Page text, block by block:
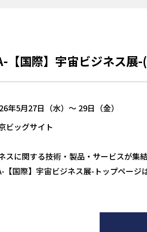
【国際】宇宙ビジネス展-
年5月27日（水）～ 29日（金）
ビッグサイト
スに関する技術・製品・サービスが集
国際】宇宙ビジネス展-トップページ